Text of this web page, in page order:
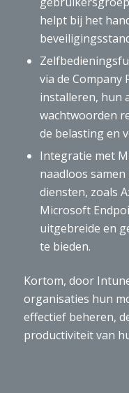
helpt bij het
via de Company
installeren, hun
wachtwoorden
de belasting en
Integratie met
naadloos
diensten, zoals
Microsoft
uitgebreide en
te bieden.
Kortom, door
organisaties hun
effectief beheren,
productiviteit van